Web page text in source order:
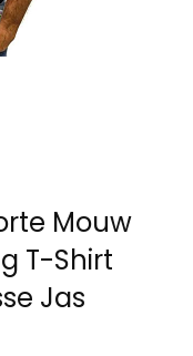
Mouw
T-Shirt
Jas